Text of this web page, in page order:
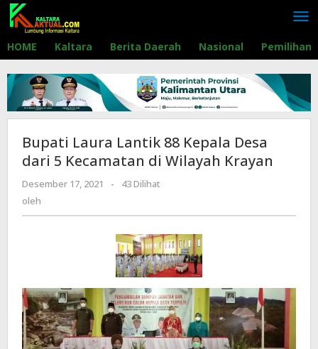
Lewati
konten
HOME Kaltara Berita Daerah Nasional Pemilihan
Bupati Laura Lantik 88 Kepala Desa
dari 5 Kecamatan di Wilayah Krayan
Desember 17, 2021 oleh
-
43 Dilihat
oleh